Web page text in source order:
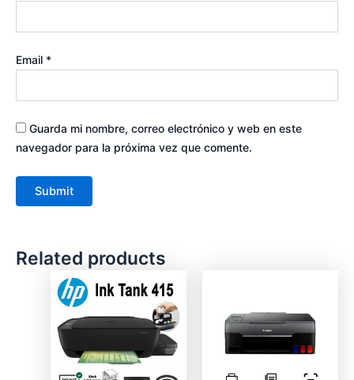
Email *
Guarda mi nombre, correo electrónico y web en este
navegador para la próxima vez que comente.
Related products